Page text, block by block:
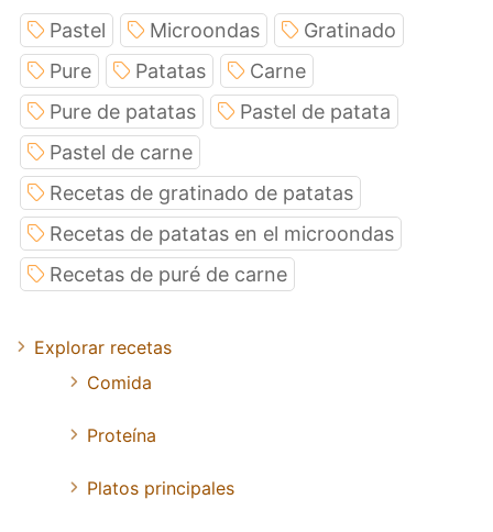
Pastel Microondas
Gratinado
Pure
Patatas
Carne
Pure de patatas
Pastel de patata
Pastel de carne
Recetas de gratinado de patatas
Recetas de patatas en el microondas
Recetas de puré de carne
Explorar recetas
Comida
Proteína
Platos principales